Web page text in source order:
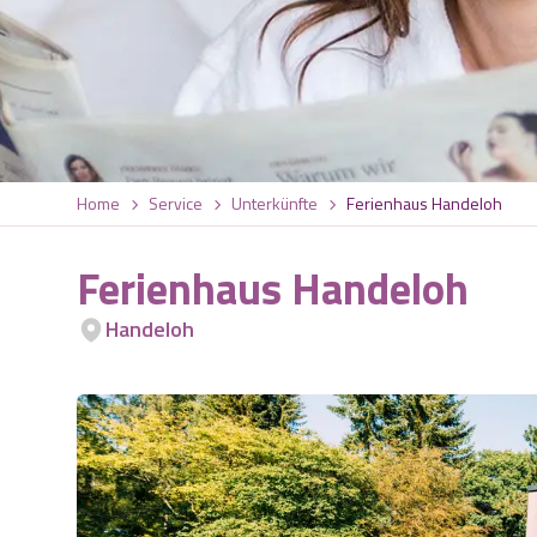
Home Service Unterkünfte Ferienhaus Handeloh
Ferienhaus Handeloh
Handeloh